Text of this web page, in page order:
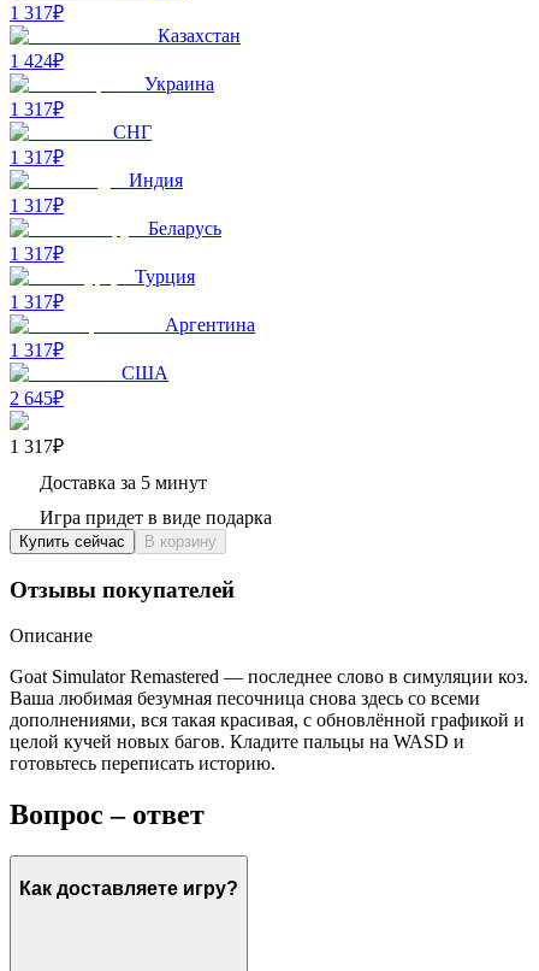
1 317₽
Казахстан
1 424₽
Украина
1 317₽
СНГ
1 317₽
Индия
1 317₽
Беларусь
1 317₽
Турция
1 317₽
Аргентина
1 317₽
США
2 645₽
1 317₽
Доставка за 5 минут
Игра придет в виде подарка
Купить сейчас В корзину
Отзывы покупателей
Описание
Goat Simulator Remastered — последнее слово в симуляции коз.
Ваша любимая безумная песочница снова здесь со всеми
дополнениями, вся такая красивая, с обновлённой графикой и
целой кучей новых багов. Кладите пальцы на WASD и
готовьтесь переписать историю.
Вопрос – ответ
Как доставляете игру?